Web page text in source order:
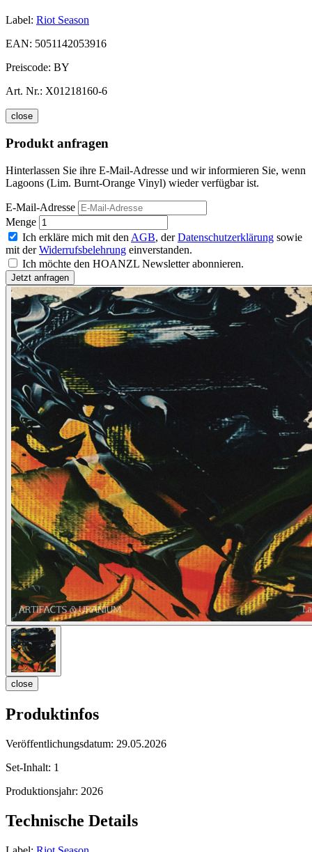
Label: Riot Season
EAN: 5051142053916
Preiscode: BY
Art. Nr.: X01218160-6
close
Produkt anfragen
Hinterlassen Sie ihre E-Mail-Adresse und wir informieren Sie, wenn
Lagoons (Lim. Burnt-Orange Vinyl) wieder verfügbar ist.
E-Mail-Adresse
Menge
Ich erkläre mich mit den AGB, derDatenschutzerklärung sowie
mit derWiderrufsbelehrung einverstanden.
Ich möchte den HOANZL Newsletter abonnieren.
close
Produktinfos
Veröffentlichungsdatum: 29.05.2026
Set-Inhalt: 1
Produktionsjahr: 2026
Technische Details